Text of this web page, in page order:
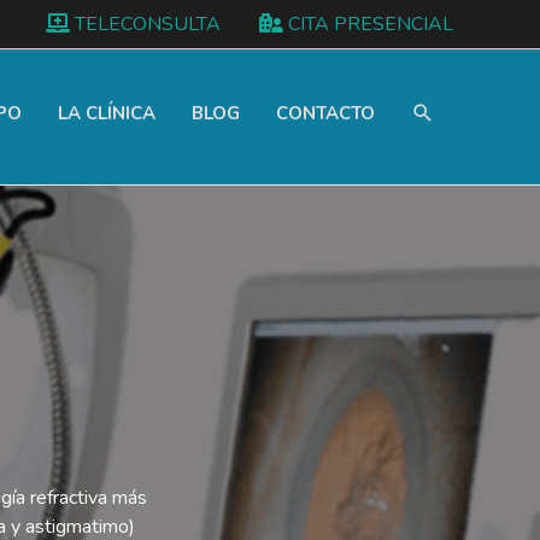
TELECONSULTA CITA PRESENCIAL
LA CLÍNICA BLOG CONTACTO
refractiva más
y astigmatimo)